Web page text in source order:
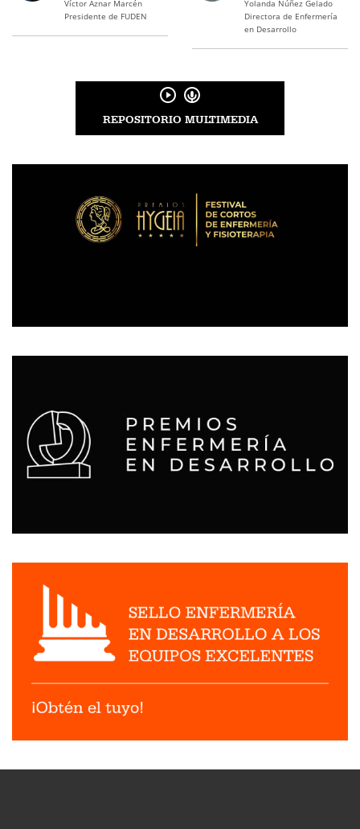
Víctor Aznar Marcén
Presidente de FUDEN
Yolanda Núñez Gelado
Directora de Enfermería
en Desarrollo
REPOSITORIO MULTIMEDIA